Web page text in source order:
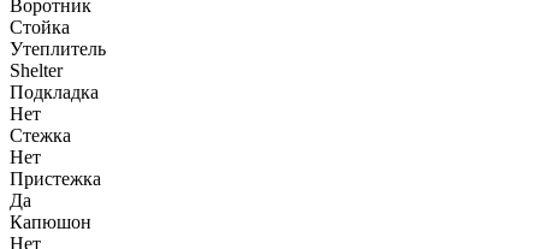
Воротник
Стойка
Утеплитель
Shelter
Подкладка
Нет
Стежка
Нет
Пристежка
Да
Капюшон
Нет